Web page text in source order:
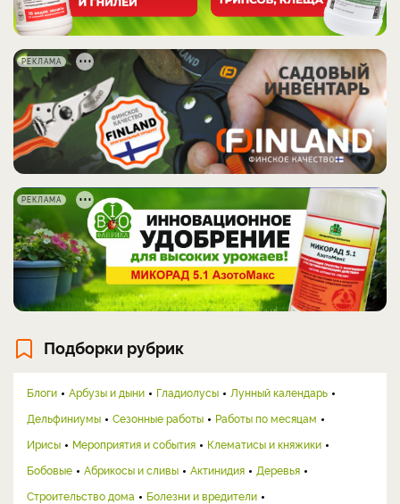
РЕКЛАМА
РЕКЛАМА
Подборки рубрик
Блоги Арбузы и дыни Гладиолусы
Лунный календарь
Дельфиниумы
Сезонные работы
Работы по месяцам
Ирисы
Мероприятия и события
Клематисы и княжики
Бобовые
Абрикосы и сливы Актинидия
Деревья
Строительство дома
Болезни и вредители